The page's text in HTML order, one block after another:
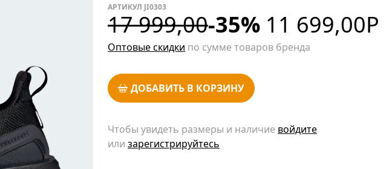
АРТИКУЛ JI0303
17 999,00-35% 11 699,00Р
Оптовые скидки по сумме товаров бренда
ДОБАВИТЬ В КОРЗИНУ
Чтобы увидеть размеры и наличие войдите
или зарегистрируйтесь